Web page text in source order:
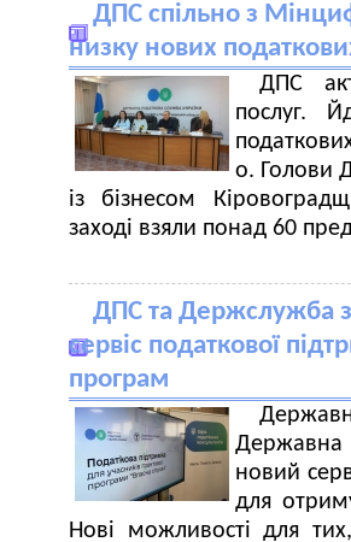
ДПС спільно з
низку нових
ДПС
послуг.
о. Голови
із бізнесом
заході взяли понад 60
ДПС та Держслужба
сервіс податкової
програм
Державна
новий
для
Нові можливості для